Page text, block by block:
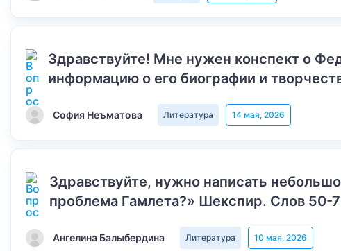
Здравствуйте! Мне нужен конспект о
информацию о его биографии и
София Неъматова Литература 14 мая, 2026
Здравствуйте, нужно написать
проблема Гамлета?» Шекспир. Слов 50-
Ангелина Балыбердина Литература 10 мая, 2026